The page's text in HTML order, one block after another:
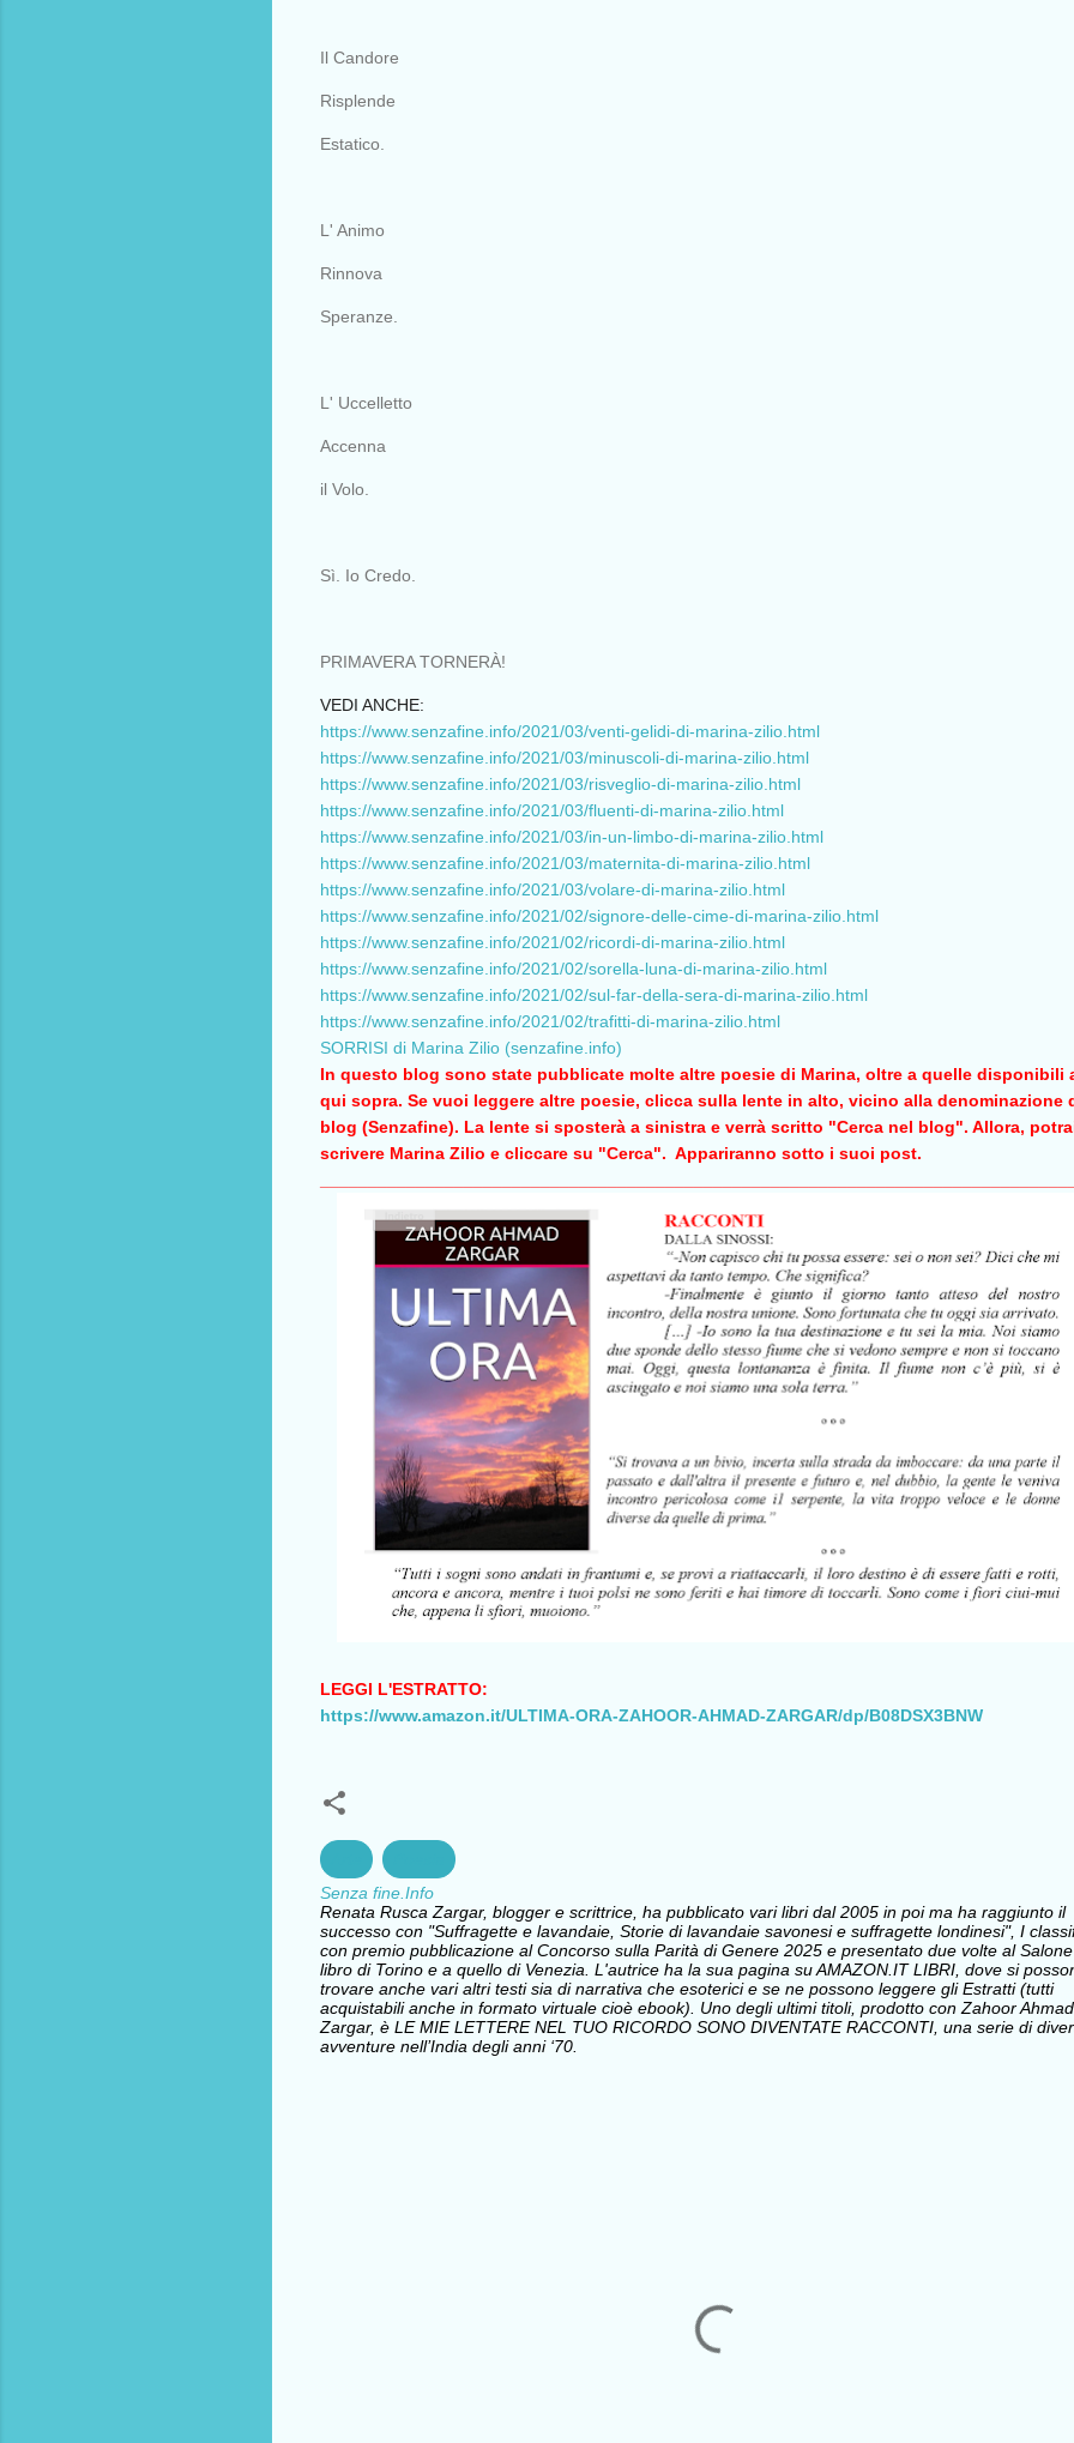
Il Candore
Risplende
Estatico.
L' Animo
Rinnova
Speranze.
L' Uccelletto
Accenna
il Volo.
Sì. Io Credo.
PRIMAVERA TORNERÀ!
VEDI ANCHE:
https://www.senzafine.info/2021/03/venti-gelidi-di-marina-zilio.html
https://www.senzafine.info/2021/03/minuscoli-di-marina-zilio.html
https://www.senzafine.info/2021/03/risveglio-di-marina-zilio.html
https://www.senzafine.info/2021/03/fluenti-di-marina-zilio.html
https://www.senzafine.info/2021/03/in-un-limbo-di-marina-zilio.html
https://www.senzafine.info/2021/03/maternita-di-marina-zilio.html
https://www.senzafine.info/2021/03/volare-di-marina-zilio.html
https://www.senzafine.info/2021/02/signore-delle-cime-di-marina-zilio.html
https://www.senzafine.info/2021/02/ricordi-di-marina-zilio.html
https://www.senzafine.info/2021/02/sorella-luna-di-marina-zilio.html
https://www.senzafine.info/2021/02/sul-far-della-sera-di-marina-zilio.html
https://www.senzafine.info/2021/02/trafitti-di-marina-zilio.html
SORRISI di Marina Zilio (senzafine.info)
In questo blog sono state pubblicate molte altre poesie di Marina, oltre a quelle disponibili
qui sopra. Se vuoi leggere altre poesie, clicca sulla lente in alto, vicino alla denominazione
blog (Senzafine). La lente si sposterà a sinistra e verrà scritto "Cerca nel blog". Allora,
scrivere Marina Zilio e cliccare su "Cerca". Appariranno sotto i suoi post.
LEGGI L'ESTRATTO:
https://www.amazon.it/ULTIMA-ORA-ZAHOOR-AHMAD-ZARGAR/dp/B08DSX3BNW
Senza fine.Info
Renata Rusca Zargar, blogger e scrittrice, ha pubblicato vari libri dal 2005 in poi ma ha raggiunto il
successo con "Suffragette e lavandaie, Storie di lavandaie savonesi e suffragette londinesi", I
con premio pubblicazione al Concorso sulla Parità di Genere 2025 e presentato due volte al
libro di Torino e a quello di Venezia. L'autrice ha la sua pagina su AMAZON.IT LIBRI, dove si
trovare anche vari altri testi sia di narrativa che esoterici e se ne possono leggere gli Estratti (tutti
acquistabili anche in formato virtuale cioè ebook). Uno degli ultimi titoli, prodotto con Zahoor Ahmad
Zargar, è LE MIE LETTERE NEL TUO RICORDO SONO DIVENTATE RACCONTI, una serie di
avventure nell’India degli anni ‘70.